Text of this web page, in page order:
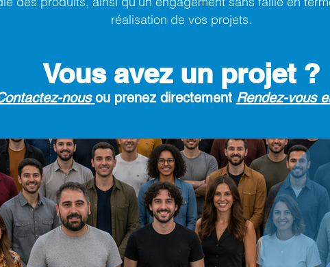
réalisation de vos projets.
Vous avez un projet ?
nous ou prenez directement Rendez-vous